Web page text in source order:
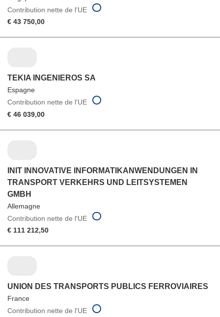
Contribution nette de l'UE
€ 43 750,00
TEKIA INGENIEROS SA
Espagne
Contribution nette de l'UE
€ 46 039,00
INIT INNOVATIVE INFORMATIKANWENDUNGEN IN
TRANSPORT VERKEHRS UND LEITSYSTEMEN
GMBH
Allemagne
Contribution nette de l'UE
€ 111 212,50
UNION DES TRANSPORTS PUBLICS FERROVIAIRES
France
Contribution nette de l'UE